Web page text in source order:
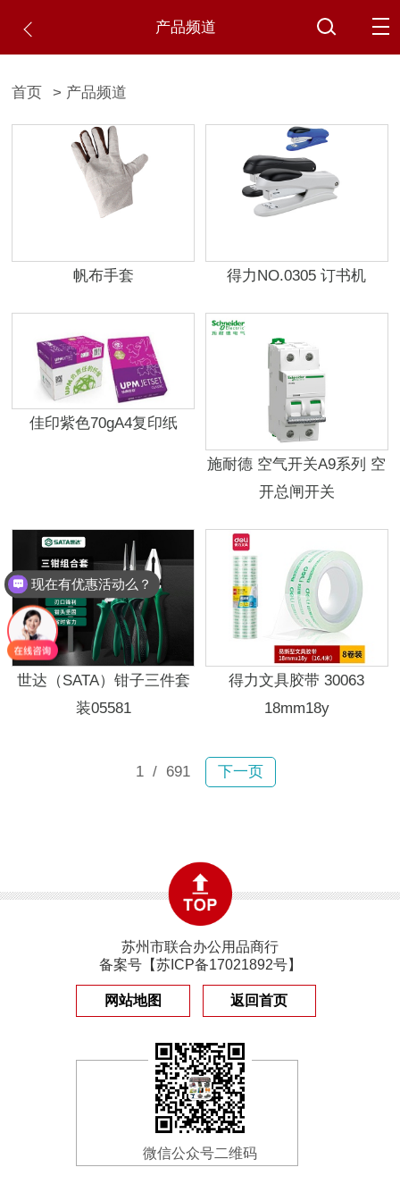
产品频道
首页 > 产品频道
帆布手套 得力NO.0305 订书机
佳印紫色70gA4复印纸
施耐德 空气开关A9系列 空
开总闸开关
世达（SATA）钳子三件套
装05581
得力文具胶带 30063
18mm18y
1/ 691 下一页
苏州市联合办公用品商行
备案号【苏ICP备17021892号】
网站地图 返回首页
微信公众号二维码
现在有优惠活动么？